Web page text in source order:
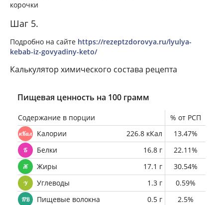
корочки
Шаг 5.
Подробно на сайте https://rezeptzdorovya.ru/lyulya-
kebab-iz-govyadiny-keto/
Калькулятор химического состава рецепта
Пищевая ценность на 100 грамм
Содержание в порции
% от РСП
Калории
226.8 кКал
13.47%
Белки
16.8 г
22.11%
Жиры
17.1 г
30.54%
Углеводы
1.3 г
0.59%
Пищевые волокна
0.5 г
2.5%